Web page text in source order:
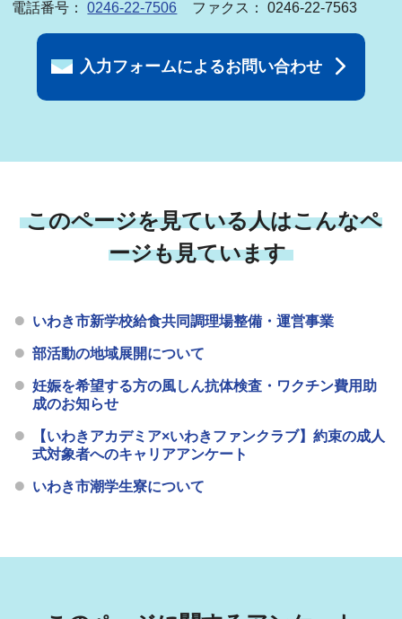
電話番号：0246-22-7506 ファクス： 0246-22-7563
入力フォームによるお問い合わせ
このページを見ている人はこんなペ
ージも見ています
いわき市新学校給食共同調理場整備・運営事業
部活動の地域展開について
妊娠を希望する方の風しん抗体検査・ワクチン費用助
成のお知らせ
【いわきアカデミア×いわきファンクラブ】約束の成人
式対象者へのキャリアアンケート
いわき市潮学生寮について